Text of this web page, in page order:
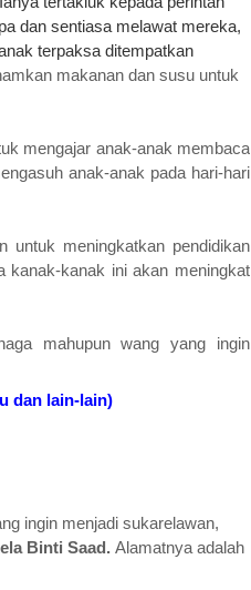
dan sentiasa melawat mereka,
terpaksa ditempatkan
makanan dan susu untuk
mengajar anak-anak membaca
anak-anak pada hari-hari
untuk meningkatkan pendidikan
kanak-kanak ini akan meningkat
mahupun wang yang ingin
dan lain-lain)
ingin menjadi sukarelawan,
Binti Saad. Alamatnya adalah